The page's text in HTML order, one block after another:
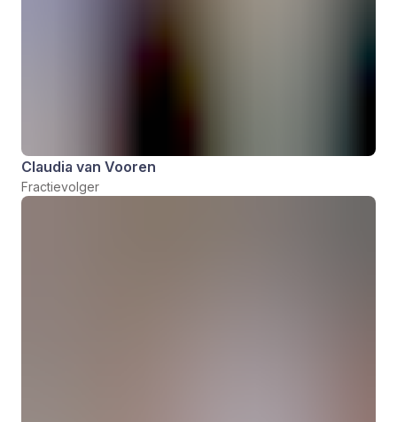
Claudia van Vooren
Fractievolger